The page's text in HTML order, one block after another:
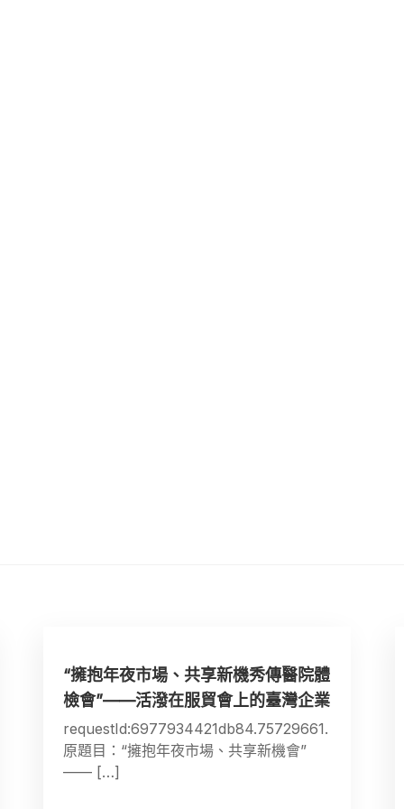
“擁抱年夜市場、共享新機秀傳醫院體
檢會”——活潑在服貿會上的臺灣企業
requestId:6977934421db84.75729661.
原題目：“擁抱年夜市場、共享新機會”
—— […]